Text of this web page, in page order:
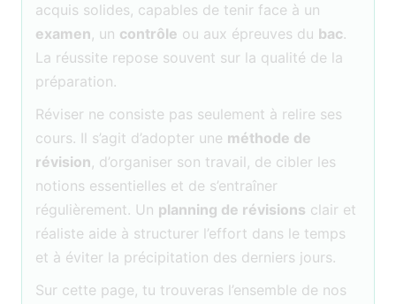
acquis solides, capables de tenir face à un
examen, un contrôle ou aux épreuves du bac.
La réussite repose souvent sur la qualité de la
préparation.
Réviser ne consiste pas seulement à relire ses
cours. Il s’agit d’adopter une méthode de
révision, d’organiser son travail, de cibler les
notions essentielles et de s’entraîner
régulièrement. Un planning de révisions clair et
réaliste aide à structurer l’effort dans le temps
et à éviter la précipitation des derniers jours.
Sur cette page, tu trouveras l’ensemble de nos